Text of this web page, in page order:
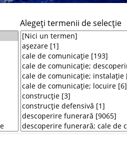
Alegeţi termenii de selecţie